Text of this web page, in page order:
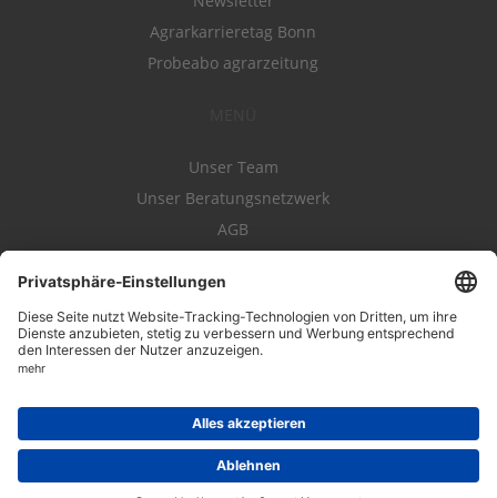
Agrarkarrieretag Bonn
Probeabo agrarzeitung
Unser Team
Unser Beratungsnetzwerk
AGB
Datenschutz
Impressum
Kontakt